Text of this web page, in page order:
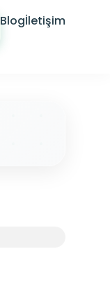
Blogİletişim